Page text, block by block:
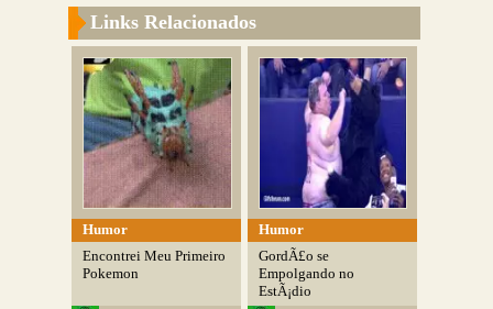
Links Relacionados
Humor
Encontrei Meu Primeiro
Pokemon
Humor
GordÃ£o se
Empolgando no
EstÃ¡dio